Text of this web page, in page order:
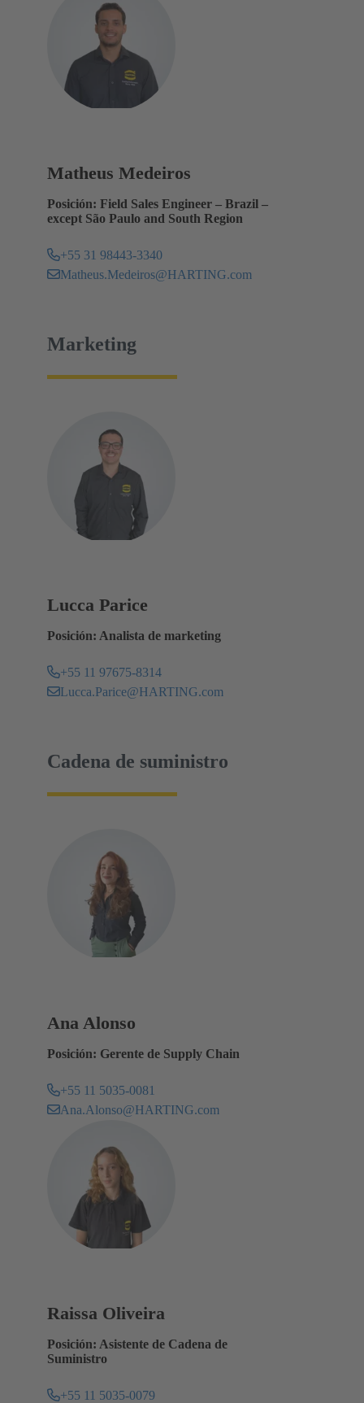
Matheus Medeiros
Posición: Field Sales Engineer – Brazil –
except São Paulo and South Region
+55 31 98443-3340
Matheus.Medeiros@HARTING.com
Marketing
Lucca Parice
Posición: Analista de marketing
+55 11 97675-8314
Lucca.Parice@HARTING.com
Cadena de suministro
Ana Alonso
Posición: Gerente de Supply Chain
+55 11 5035-0081
Ana.Alonso@HARTING.com
Raissa Oliveira
Posición: Asistente de Cadena de
Suministro
+55 11 5035-0079